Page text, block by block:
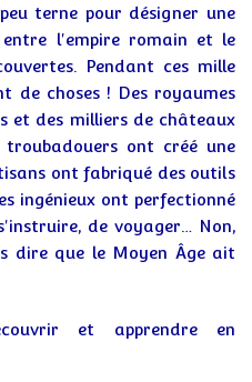
terne pour désigner une
entre l'empire romain et le
Pendant ces mille
de choses ! Des royaumes
et des milliers de châteaux
ont créé une
ont fabriqué des outils
ingénieux ont perfectionné
de voyager… Non,
dire que le Moyen Âge ait
et apprendre en